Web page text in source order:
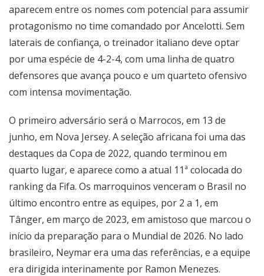
aparecem entre os nomes com potencial para assumir
protagonismo no time comandado por Ancelotti. Sem
laterais de confiança, o treinador italiano deve optar
por uma espécie de 4-2-4, com uma linha de quatro
defensores que avança pouco e um quarteto ofensivo
com intensa movimentação.
O primeiro adversário será o Marrocos, em 13 de
junho, em Nova Jersey. A seleção africana foi uma das
destaques da Copa de 2022, quando terminou em
quarto lugar, e aparece como a atual 11ª colocada do
ranking da Fifa. Os marroquinos venceram o Brasil no
último encontro entre as equipes, por 2 a 1, em
Tânger, em março de 2023, em amistoso que marcou o
início da preparação para o Mundial de 2026. No lado
brasileiro, Neymar era uma das referências, e a equipe
era dirigida interinamente por Ramon Menezes.